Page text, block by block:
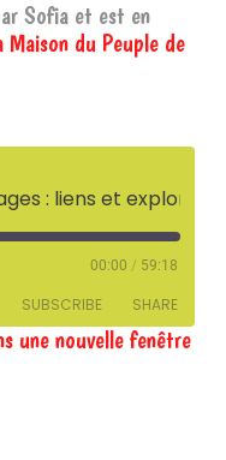
Sofia et est en
Maison du Peuple de
00:00 / 59:18
SUBSCRIBE SHARE
une nouvelle fenêtre